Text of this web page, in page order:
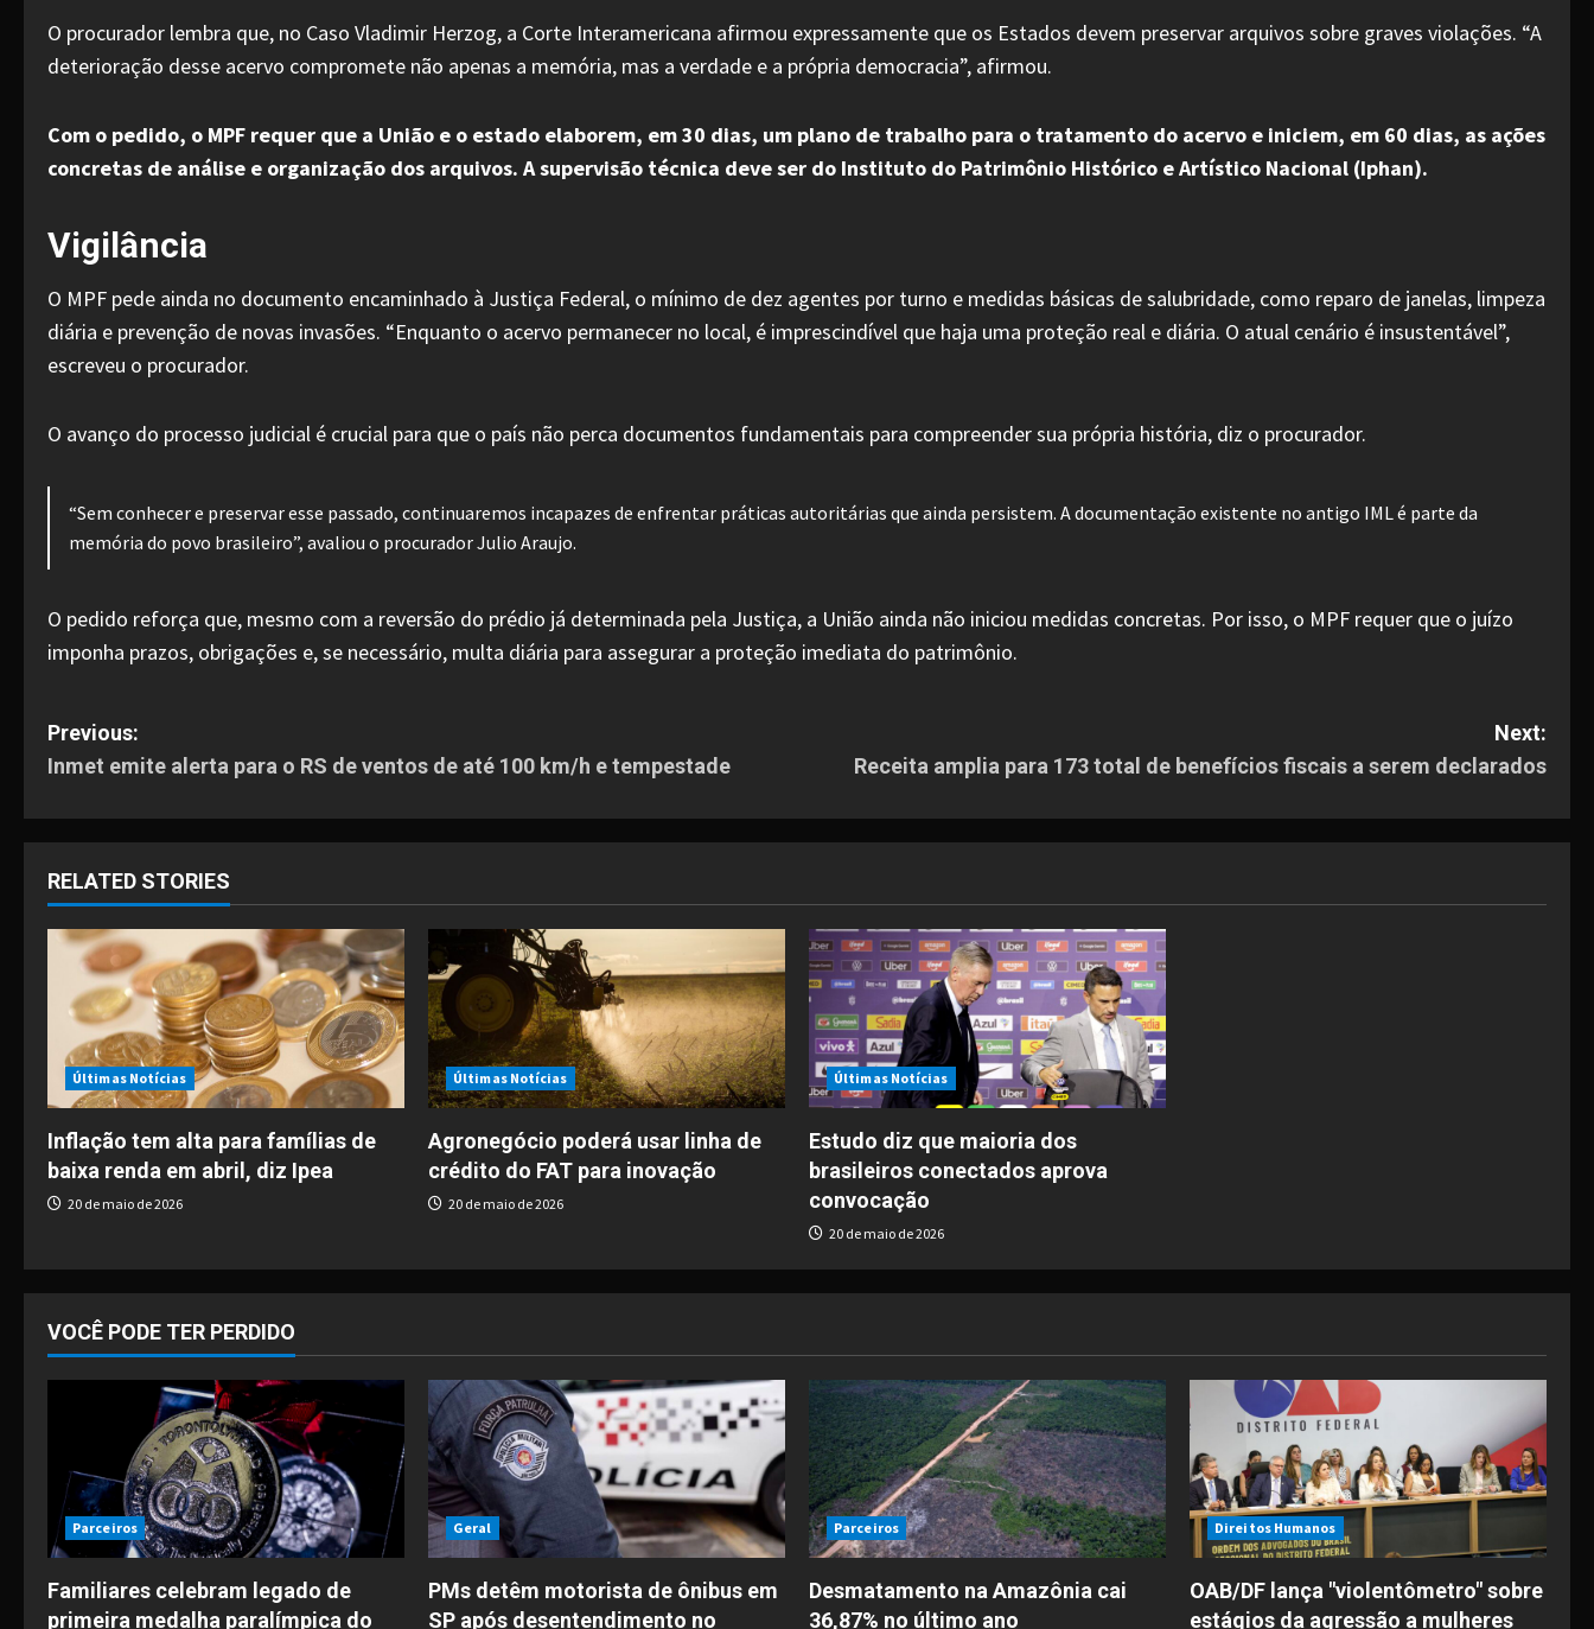
O procurador lembra que, no Caso Vladimir Herzog, a Corte Interamericana afirmou expressamente que os Estados devem preservar arquivos sobre graves violações. “A
deterioração desse acervo compromete não apenas a memória, mas a verdade e a própria democracia”, afirmou.
Com o pedido, o MPF requer que a União e o estado elaborem, em 30 dias, um plano de trabalho para o tratamento do acervo e iniciem, em 60 dias, as ações
concretas de análise e organização dos arquivos. A supervisão técnica deve ser do Instituto do Patrimônio Histórico e Artístico Nacional (Iphan).
Vigilância
O MPF pede ainda no documento encaminhado à Justiça Federal, o mínimo de dez agentes por turno e medidas básicas de salubridade, como reparo de janelas, limpeza
diária e prevenção de novas invasões. “Enquanto o acervo permanecer no local, é imprescindível que haja uma proteção real e diária. O atual cenário é insustentável”,
escreveu o procurador.
O avanço do processo judicial é crucial para que o país não perca documentos fundamentais para compreender sua própria história, diz o procurador.
“Sem conhecer e preservar esse passado, continuaremos incapazes de enfrentar práticas autoritárias que ainda persistem. A documentação existente no antigo IML é parte da
memória do povo brasileiro”, avaliou o procurador Julio Araujo.
O pedido reforça que, mesmo com a reversão do prédio já determinada pela Justiça, a União ainda não iniciou medidas concretas. Por isso, o MPF requer que o juízo
imponha prazos, obrigações e, se necessário, multa diária para assegurar a proteção imediata do patrimônio.
P
s
t
n
g
a
i
o
n
Previous:
Inmet emite alerta para o RS de ventos de até 100 km/h e tempestade
Next:
Receita amplia para 173 total de benefícios fiscais a serem declarados
RELATED STORIES
Últimas Notícias
Inflação tem alta para famílias de
baixa renda em abril, diz Ipea
20 de maio de 2026
Últimas Notícias
Agronegócio poderá usar linha de
crédito do FAT para inovação
20 de maio de 2026
Últimas Notícias
Estudo diz que maioria dos
brasileiros conectados aprova
convocação
20 de maio de 2026
VOCÊ PODE TER PERDIDO
Parceiros
Familiares celebram legado de
primeira medalha paralímpica do
Geral
PMs detêm motorista de ônibus em
SP após desentendimento no
Parceiros
Desmatamento na Amazônia cai
36,87% no último ano
Direitos Humanos
OAB/DF lança "violentômetro" sobre
estágios da agressão a mulheres